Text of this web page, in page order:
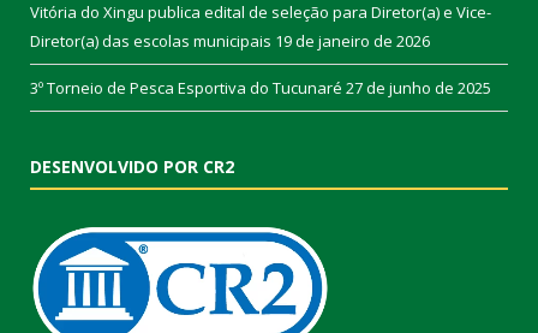
Vitória do Xingu publica edital de seleção para Diretor(a) e Vice-
Diretor(a) das escolas municipais 19 de janeiro de 2026
3º Torneio de Pesca Esportiva do Tucunaré 27 de junho de 2025
DESENVOLVIDO POR CR2